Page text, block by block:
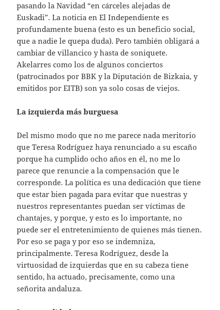
pasando la Navidad “en cárceles alejadas de
Euskadi”. La noticia en El Independiente es
profundamente buena (esto es un beneficio social,
que a nadie le quepa duda). Pero también obligará a
cambiar de villancico y hasta de soniquete.
Akelarres como los de algunos conciertos
(patrocinados por BBK y la Diputación de Bizkaia, y
emitidos por EITB) son ya solo cosas de viejos.
La izquierda más burguesa
Del mismo modo que no me parece nada meritorio
que Teresa Rodríguez haya renunciado a su escaño
porque ha cumplido ocho años en él, no me lo
parece que renuncie a la compensación que le
corresponde. La política es una dedicación que tiene
que estar bien pagada para evitar que nuestras y
nuestros representantes puedan ser víctimas de
chantajes, y porque, y esto es lo importante, no
puede ser el entretenimiento de quienes más tienen.
Por eso se paga y por eso se indemniza,
principalmente. Teresa Rodríguez, desde la
virtuosidad de izquierdas que en su cabeza tiene
sentido, ha actuado, precisamente, como una
señorita andaluza.